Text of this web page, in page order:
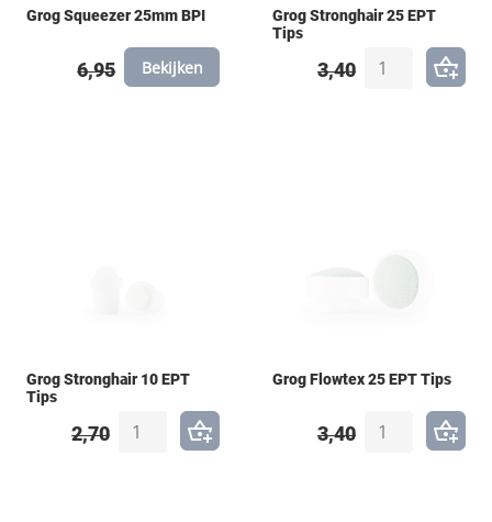
Grog Squeezer 25mm BPI
6,95 Bekijken
Grog Stronghair 25 EPT
Tips
3,40
Grog Stronghair 10 EPT
Tips
2,70
Grog Flowtex 25 EPT Tips
3,40